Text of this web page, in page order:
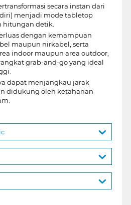
secara instan dari
menjadi mode tabletop
hitungan detik.
dengan kemampuan
maupun nirkabel, serta
indoor maupun area outdoor,
grab-and-go yang ideal
dapat menjangkau jarak
didukung oleh ketahanan